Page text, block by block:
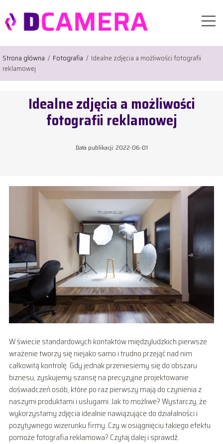
Strona główna / Fotografia / Idealne zdjęcia a możliwości fotografii
reklamowej
Idealne zdjęcia a możliwości
fotografii reklamowej
Data publikacji: 2022-06-01
W świecie standardowych kontaktów międzyludzkich pierwsze
wrażenie tworzy się niejako samo i trudno przejąć nad nim
całkowitą kontrolę. Gdy jednak przeniesiemy się do obszaru
biznesu, zyskujemy szansę na precyzyjne projektowanie
doświadczeń osób, które po raz pierwszy mają do czynienia z
naszymi produktami i usługami. Jak to możliwe? Wystarczy, że
wykorzystamy zdjęcia idealnie nawiązujące do działalności i
pozytywnego wizerunku firmy. Czy w osiągnięciu takiego efektu
pomoże fotografia reklamowa? Czytaj dalej i sprawdź.